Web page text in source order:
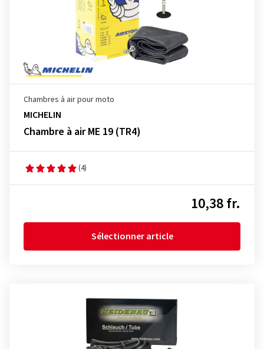
Chambres à air pour moto
MICHELIN
Chambre à air ME 19 (TR4)
(4)
10,38 fr.
Sélectionner article